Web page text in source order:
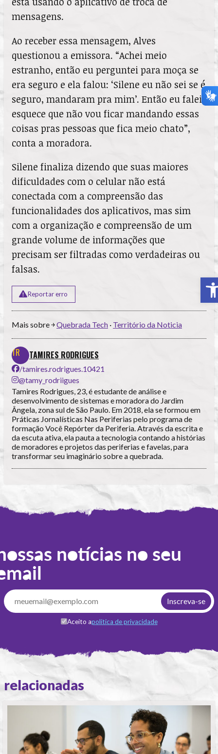
mensagens.
Ao receber essa mensagem, Alves
questionou a emissora. “Achei meio
estranho, então eu perguntei para moça se
era seguro e ela falou: ‘Silene eu não sei se é
seguro, mandaram pra mim’. Então eu falei
esquece que não vou ficar mandando essas
coisas pras pessoas que fica meio chato”,
conta a moradora.
Silene finaliza dizendo que suas maiores
dificuldades com o celular não está
conectada com a compreensão das
funcionalidades dos aplicativos, mas sim
com a organização e compreensão de um
grande volume de informações que
precisam ser filtradas como verdadeiras ou
falsas.
Reportar erro
Mais sobre ￫Quebrada Tech · Território da Noticia
TAMIRES RODRIGUES
/tamires.rodrigues.10421
@tamy_rodriigues
Tamires Rodrigues, 23, é estudante de análise e
desenvolvimento de sistemas e moradora do Jardim
Ângela, zona sul de São Paulo. Em 2018, ela se formou em
Práticas Jornalísticas Nas Periferias pelo programa de
formação Você Repórter da Periferia. Através da escrita e
da escuta ativa, ela pauta a tecnologia contando a histórias
de moradores e projetos das periferias e favelas, para
transformar seu imaginário sobre a quebrada.
notícias no seu
Aceito apolítica de privacidade
relacionadas